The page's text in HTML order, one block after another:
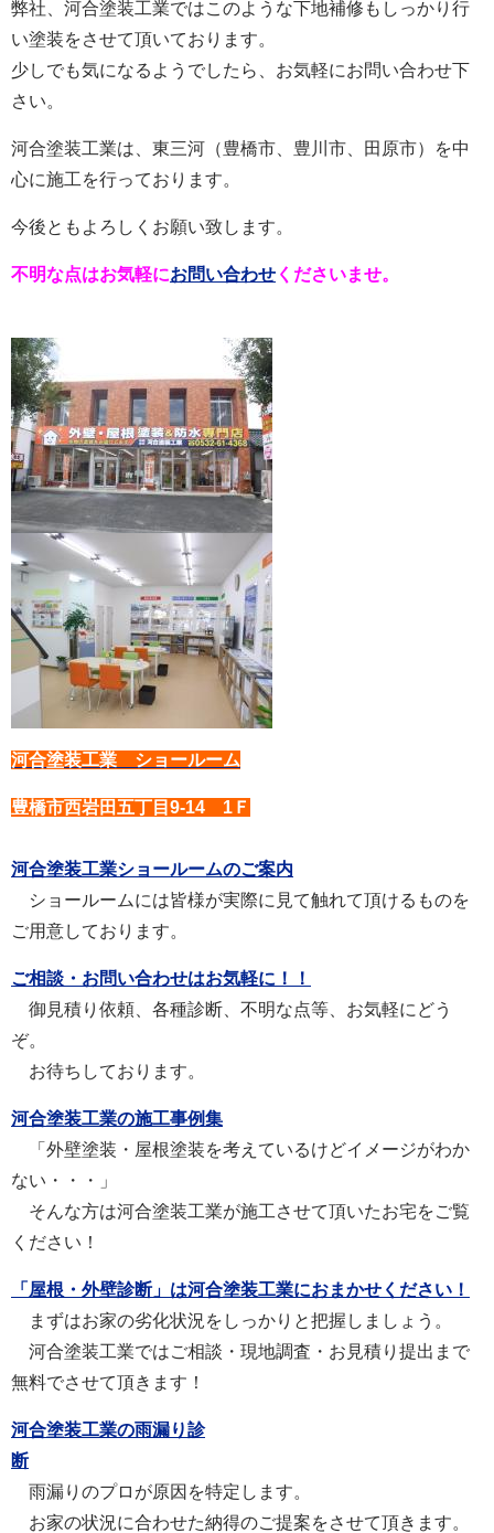
弊社、河合塗装工業ではこのような下地補修もしっかり行
い塗装をさせて頂いております。
少しでも気になるようでしたら、お気軽にお問い合わせ下
さい。
河合塗装工業は、東三河（豊橋市、豊川市、田原市）を中
心に施工を行っております。
今後ともよろしくお願い致します。
不明な点はお気軽にお問い合わせ くださいませ。
河合塗装工業 ショールーム
豊橋市西岩田五丁目9-14 1Ｆ
河合塗装工業ショールームのご案内
ショールームには皆様が実際に見て触れて頂けるものを
ご用意しております。
ご相談・お問い合わせはお気軽に！！
御見積り依頼、各種診断、不明な点等、お気軽にどう
ぞ。
お待ちしております。
河合塗装工業の施工事例集
「外壁塗装・屋根塗装を考えているけどイメージがわか
ない・・・」
そんな方は河合塗装工業が施工させて頂いたお宅をご覧
ください！
「屋根・外壁診断」は河合塗装工業におまかせください！
まずはお家の劣化状況をしっかりと把握しましょう。
河合塗装工業ではご相談・現地調査・お見積り提出まで
無料でさせて頂きます！
河合塗装工業の雨漏り診
断
雨漏りのプロが原因を特定します。
お家の状況に合わせた納得のご提案をさせて頂きます。